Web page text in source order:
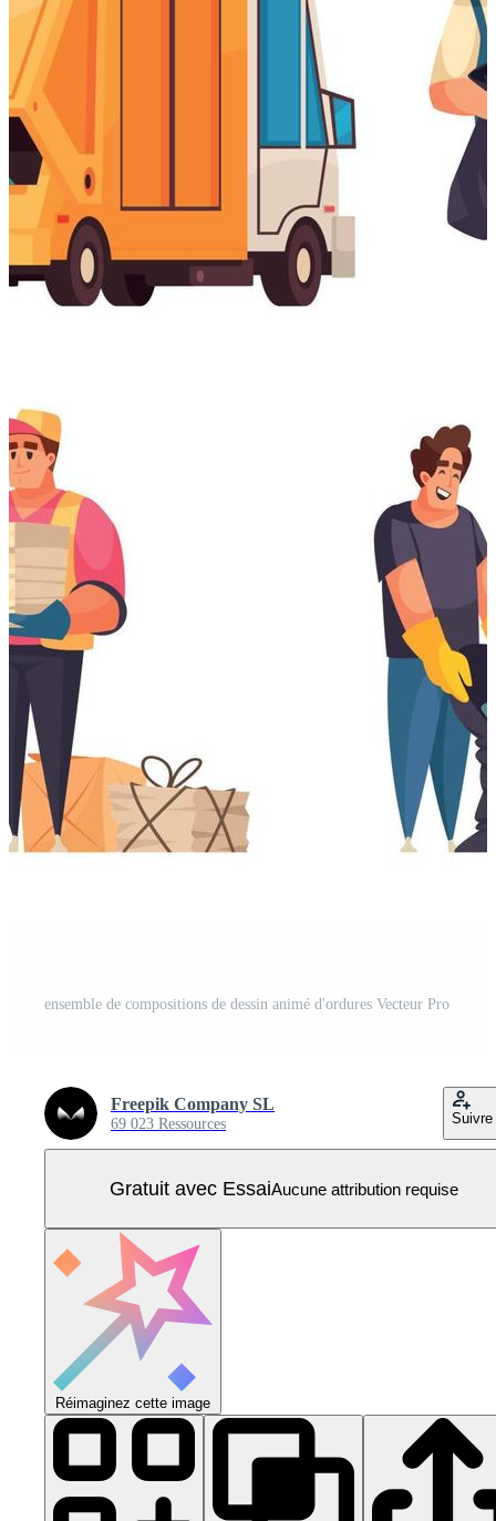
ensemble de compositions de dessin animé d'ordures Vecteur Pro
Freepik Company SL
69 023 Ressources Suivre
Gratuit avec EssaiAucune attribution requise
Réimaginez cette image